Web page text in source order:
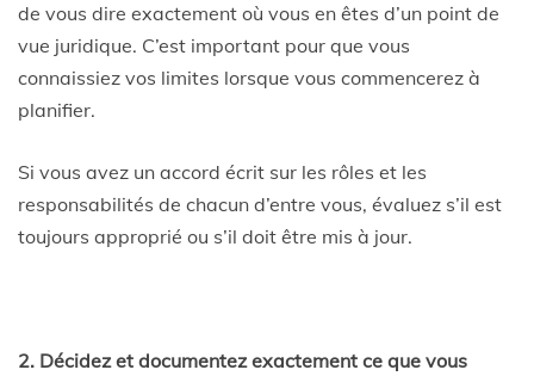
de vous dire exactement où vous en êtes d’un point de
vue juridique. C’est important pour que vous
connaissiez vos limites lorsque vous commencerez à
planifier.
Si vous avez un accord écrit sur les rôles et les
responsabilités de chacun d’entre vous, évaluez s’il est
toujours approprié ou s’il doit être mis à jour.
2. Décidez et documentez exactement ce que vous